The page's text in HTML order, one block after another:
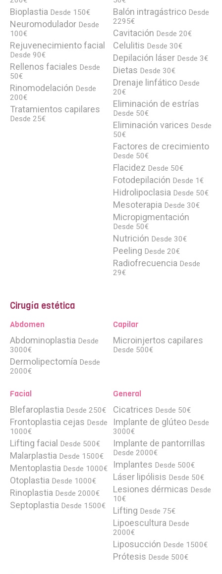
Bioplastia Desde 150€
Neuromodulador Desde
100€
Rejuvenecimiento facial
Desde 90€
Rellenos faciales Desde
50€
Rinomodelación Desde
200€
Tratamientos capilares
Desde 25€
Balón intragástrico Desde
2295€
Cavitación Desde 20€
Celulitis Desde 30€
Depilación láser Desde 3€
Dietas Desde 30€
Drenaje linfático Desde
20€
Eliminación de estrías
Desde 50€
Eliminación varices Desde
50€
Factores de crecimiento
Desde 50€
Flacidez Desde 50€
Fotodepilación Desde 1€
Hidrolipoclasia Desde 50€
Mesoterapia Desde 30€
Micropigmentación
Desde 50€
Nutrición Desde 30€
Peeling Desde 20€
Radiofrecuencia Desde
29€
Cirugía estética
Abdomen
Abdominoplastia Desde
3000€
Dermolipectomía Desde
2000€
Capilar
Microinjertos capilares
Desde 500€
Facial
Blefaroplastia Desde 250€
Frontoplastia cejas Desde
1000€
Lifting facial Desde 500€
Malarplastia Desde 1500€
Mentoplastia Desde 1000€
Otoplastia Desde 1000€
Rinoplastia Desde 2000€
Septoplastia Desde 1500€
General
Cicatrices Desde 50€
Implante de glúteo Desde
3000€
Implante de pantorrillas
Desde 2000€
Implantes Desde 500€
Láser lipólisis Desde 50€
Lesiones dérmicas Desde
10€
Lifting Desde 75€
Lipoescultura Desde
2000€
Liposucción Desde 1500€
Prótesis Desde 500€